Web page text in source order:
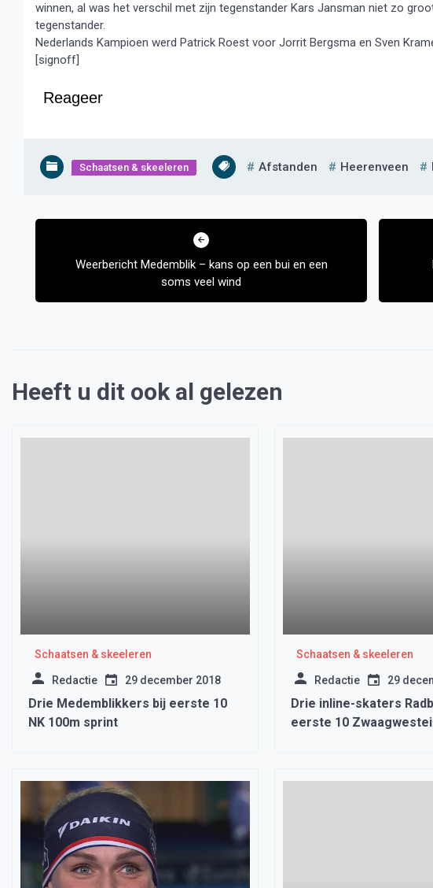
winnen, al was het verschil met zijn tegenstander Kars Jansman niet zo
tegenstander.
Nederlands Kampioen werd Patrick Roest voor Jorrit Bergsma en Sven
[signoff]
Reageer
Schaatsen & skeeleren Afstanden Heerenveen
Bericht
Weerbericht Medemblik – kans op een bui en een
soms veel wind
Heeft u dit ook al gelezen
Schaatsen & skeeleren
Redactie 29 december 2018
Drie Medemblikkers bij eerste 10
NK 100m sprint
Schaatsen & skeeleren
Redactie 29
Drie inline-skaters
eerste 10